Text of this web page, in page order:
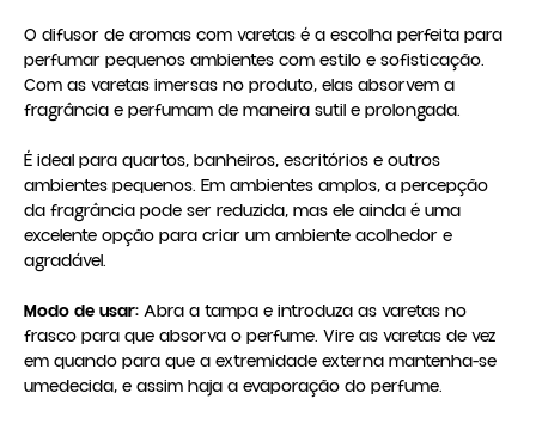
O difusor de aromas com varetas é a escolha perfeita para
perfumar pequenos ambientes com estilo e sofisticação.
Com as varetas imersas no produto, elas absorvem a
fragrância e perfumam de maneira sutil e prolongada.
É ideal para quartos, banheiros, escritórios e outros
ambientes pequenos. Em ambientes amplos, a percepção
da fragrância pode ser reduzida, mas ele ainda é uma
excelente opção para criar um ambiente acolhedor e
agradável.
Modo de usar: Abra a tampa e introduza as varetas no
frasco para que absorva o perfume. Vire as varetas de vez
em quando para que a extremidade externa mantenha-se
umedecida, e assim haja a evaporação do perfume.